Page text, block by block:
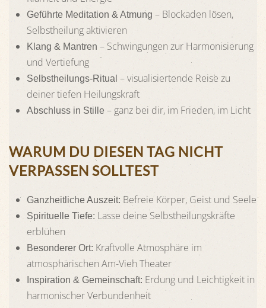
Geführte Meditation & Atmung – Blockaden lösen,
Selbstheilung aktivieren
Klang & Mantren – Schwingungen zur Harmonisierung
und Vertiefung
Selbstheilungs-Ritual – visualisiertende Reise zu
deiner tiefen Heilungskraft
Abschluss in Stille – ganz bei dir, im Frieden, im Licht
WARUM DU DIESEN TAG NICHT
VERPASSEN SOLLTEST
Ganzheitliche Auszeit: Befreie Körper, Geist und Seele
Spirituelle Tiefe: Lasse deine Selbstheilungskräfte
erblühen
Besonderer Ort: Kraftvolle Atmosphäre im
atmosphärischen Am-Vieh Theater
Inspiration & Gemeinschaft: Erdung und Leichtigkeit in
harmonischer Verbundenheit